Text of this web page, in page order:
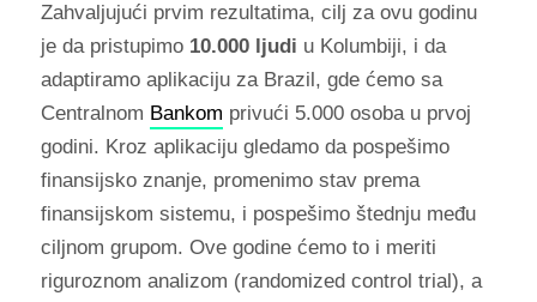
Zahvaljujući prvim rezultatima, cilj za ovu godinu
je da pristupimo 10.000 ljudi u Kolumbiji, i da
adaptiramo aplikaciju za Brazil, gde ćemo sa
Centralnom Bankom privući 5.000 osoba u prvoj
godini. Kroz aplikaciju gledamo da pospešimo
finansijsko znanje, promenimo stav prema
finansijskom sistemu, i pospešimo štednju među
ciljnom grupom. Ove godine ćemo to i meriti
riguroznom analizom (randomized control trial), a